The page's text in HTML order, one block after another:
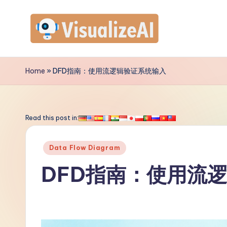
contentV
is
a
Home »DFD指南：使用流逻辑验证系统输入
Read this post in:
Posted
Data Flow Diagram
DFD指南：使用流